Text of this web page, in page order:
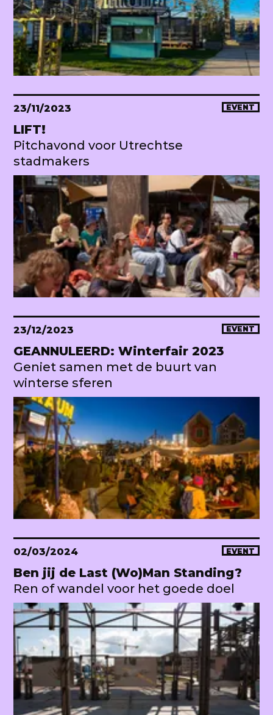
23/11/2023 EVENT
LIFT!
Pitchavond voor Utrechtse
stadmakers
23/12/2023 EVENT
GEANNULEERD: Winterfair 2023
Geniet samen met de buurt van
winterse sferen
02/03/2024 EVENT
Ben jij de Last (Wo)Man Standing?
Ren of wandel voor het goede doel